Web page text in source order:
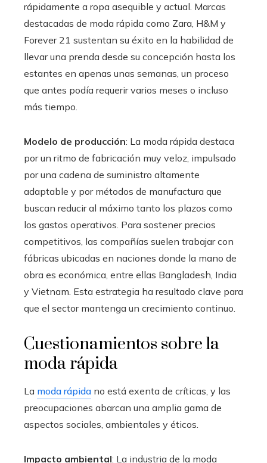
rápidamente a ropa asequible y actual. Marcas
destacadas de moda rápida como Zara, H&M y
Forever 21 sustentan su éxito en la habilidad de
llevar una prenda desde su concepción hasta los
estantes en apenas unas semanas, un proceso
que antes podía requerir varios meses o incluso
más tiempo.
Modelo de producción: La moda rápida destaca
por un ritmo de fabricación muy veloz, impulsado
por una cadena de suministro altamente
adaptable y por métodos de manufactura que
buscan reducir al máximo tanto los plazos como
los gastos operativos. Para sostener precios
competitivos, las compañías suelen trabajar con
fábricas ubicadas en naciones donde la mano de
obra es económica, entre ellas Bangladesh, India
y Vietnam. Esta estrategia ha resultado clave para
que el sector mantenga un crecimiento continuo.
Cuestionamientos sobre la
moda rápida
La moda rápida no está exenta de críticas, y las
preocupaciones abarcan una amplia gama de
aspectos sociales, ambientales y éticos.
Impacto ambiental: La industria de la moda